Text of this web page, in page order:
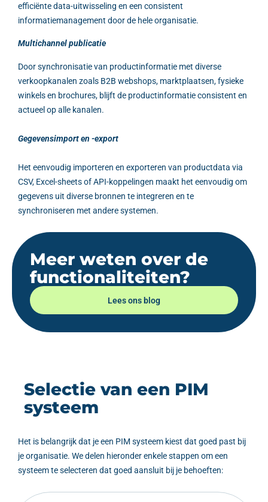
efficiënte data-uitwisseling en een consistent
informatiemanagement door de hele organisatie.
Multichannel publicatie
Door synchronisatie van productinformatie met diverse
verkoopkanalen zoals B2B webshops, marktplaatsen, fysieke
winkels en brochures, blijft de productinformatie consistent en
actueel op alle kanalen.
Gegevensimport en -export
Het eenvoudig importeren en exporteren van productdata via
CSV, Excel-sheets of API-koppelingen maakt het eenvoudig om
gegevens uit diverse bronnen te integreren en te
synchroniseren met andere systemen.
Meer weten over de
functionaliteiten?
Lees ons blog
Selectie van een PIM
systeem
Het is belangrijk dat je een PIM systeem kiest dat goed past bij
je organisatie. We delen hieronder enkele stappen om een
systeem te selecteren dat goed aansluit bij je behoeften: